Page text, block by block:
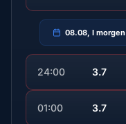
08.08, I morgen
24:00 3.7
01:00 3.7